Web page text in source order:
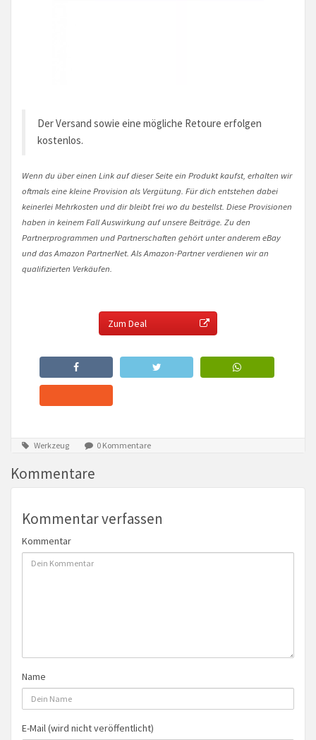
Der Versand sowie eine mögliche Retoure erfolgen
kostenlos.
Wenn du über einen Link auf dieser Seite ein Produkt kaufst, erhalten wir
oftmals eine kleine Provision als Vergütung. Für dich entstehen dabei
keinerlei Mehrkosten und dir bleibt frei wo du bestellst. Diese Provisionen
haben in keinem Fall Auswirkung auf unsere Beiträge. Zu den
Partnerprogrammen und Partnerschaften gehört unter anderem eBay
und das Amazon PartnerNet. Als Amazon-Partner verdienen wir an
qualifizierten Verkäufen.
Zum Deal
Werkzeug 0 Kommentare
Kommentare
Kommentar verfassen
Kommentar
Name
E-Mail (wird nicht veröffentlicht)